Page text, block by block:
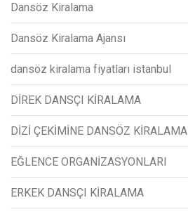
Dansöz Kiralama
Dansöz Kiralama Ajansı
dansöz kiralama fiyatları istanbul
DİREK DANSÇI KİRALAMA
DİZİ ÇEKİMİNE DANSÖZ KİRALAMA
EĞLENCE ORGANİZASYONLARI
ERKEK DANSÇI KİRALAMA